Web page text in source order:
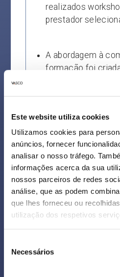
Este website utiliza cookies
Utilizamos cookies para
anúncios, fornecer
analisar o nosso tráfego.
informações acerca da sua
nossos parceiros de redes
análise, que as podem
que lhes forneceu ou
utilização dos respetivos
Necessários
realizados
prestador
A abordagem à
formação foi
bem-sucedida.
O projeto foi
prazo e